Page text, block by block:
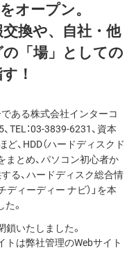
オープン。
換や、自社・他
「場」としての
！
ある株式会社インターコ
TEL：03-3839-6231、資本
ど、HDD（ハードディスクド
まとめ、パソコン初心者か
る、ハードディスク総合情
ディーディー ナビ）」を本
。
いたしました。
トは弊社管理のWebサイト